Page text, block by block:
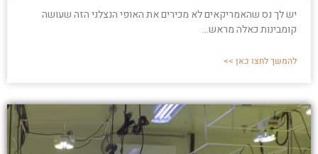
יש לך נס שהאמריקאים לא מכירים את האופי הנצלני הזה שעושה
קומבינות כאלה מראש...
להמשך לחצו כאן >>